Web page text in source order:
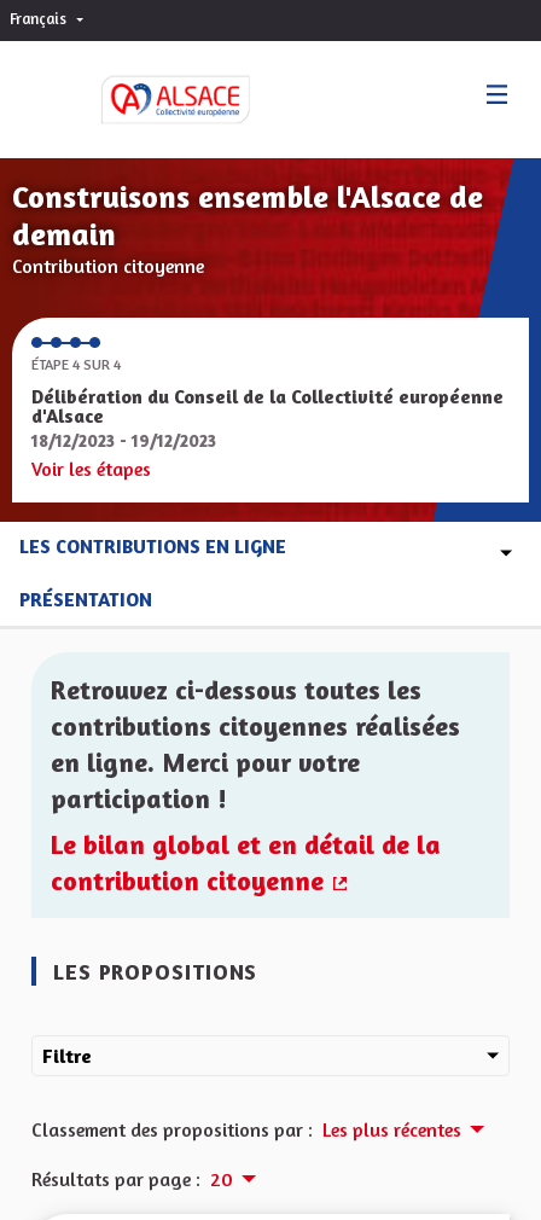
Français Choisir la langue
Construisons ensemble l'Alsace de
demain
Contribution citoyenne
ÉTAPE 4 SUR 4
Délibération du Conseil de la Collectivité européenne
d'Alsace
18/12/2023 - 19/12/2023
Voir les étapes
LES CONTRIBUTIONS EN LIGNE
PRÉSENTATION
Retrouvez ci-dessous toutes les
contributions citoyennes réalisées
en ligne. Merci pour votre
participation !
Le bilan global et en détail de la
contribution citoyenne
LES PROPOSITIONS
Filtre
Classement des propositions par : Les plus récentes
Résultats par page : 20